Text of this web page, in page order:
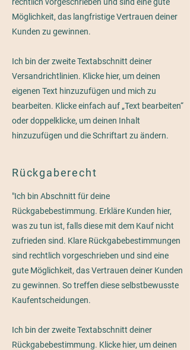
Möglichkeit, das langfristige Vertrauen deiner
Kunden zu gewinnen.
Ich bin der zweite Textabschnitt deiner
Versandrichtlinien. Klicke hier, um deinen
eigenen Text hinzuzufügen und mich zu
bearbeiten. Klicke einfach auf „Text bearbeiten“
oder doppelklicke, um deinen Inhalt
hinzuzufügen und die Schriftart zu ändern.
Rückgaberecht
"Ich bin Abschnitt für deine
Rückgabebestimmung. Erkläre Kunden hier,
was zu tun ist, falls diese mit dem Kauf nicht
zufrieden sind. Klare Rückgabebestimmungen
sind rechtlich vorgeschrieben und sind eine
gute Möglichkeit, das Vertrauen deiner Kunden
zu gewinnen. So treffen diese selbstbewusste
Kaufentscheidungen.
Ich bin der zweite Textabschnitt deiner
Rückgabebestimmung. Klicke hier, um deinen